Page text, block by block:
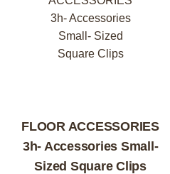
FLOOR ACCESSORIES
3h- Accessories Small-
Sized Square Clips